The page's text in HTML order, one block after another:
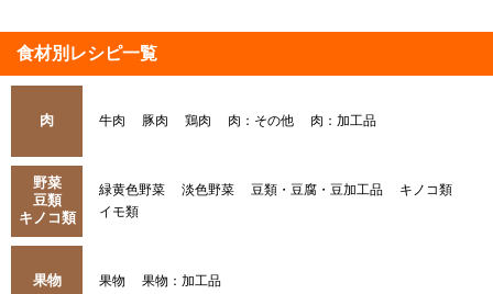
食材別レシピ一覧
肉 牛肉 豚肉 鶏肉 肉：その他 肉：加工品
野菜
豆類
キノコ類
緑黄色野菜 淡色野菜 豆類・豆腐・豆加工品
キノコ類
イモ類
果物 果物 果物：加工品